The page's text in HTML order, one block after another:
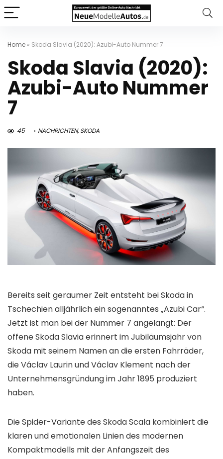
Home » Skoda Slavia (2020): Azubi-Auto Nummer 7
Skoda Slavia (2020):
Azubi-Auto Nummer
7
45 NACHRICHTEN,SKODA
Bereits seit geraumer Zeit entsteht bei Skoda in
Tschechien alljährlich ein sogenanntes „Azubi Car“.
Jetzt ist man bei der Nummer 7 angelangt: Der
offene Skoda Slavia erinnert im Jubiläumsjahr von
Skoda mit seinem Namen an die ersten Fahrräder,
die Václav Laurin und Václav Klement nach der
Unternehmensgründung im Jahr 1895 produziert
haben.
Die Spider-Variante des Skoda Scala kombiniert die
klaren und emotionalen Linien des modernen
Kompaktmodells mit der Anfangszeit des